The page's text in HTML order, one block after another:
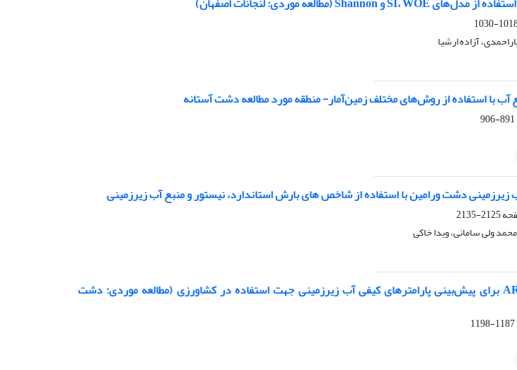
1018-
آزاده ارشیا
با استفاده از روش‌های مختلف زمین‌آمار- منطقه مورد مطالعه دشت آستانه
891-906
دشت ورامین با استفاده از شاخص های بارش استاندارد، نیستور و منبع آب زیرزمینی
2125-2135
ولی سامانی، ویدا خاکی
استفاده از مدل سری زمانی ARIMA برای پیش‌بینی پارامترهای کیفی آب زیرزمینی جهت استفاده در کشاورزی (مطالعه موردی: دشت
1187-1198